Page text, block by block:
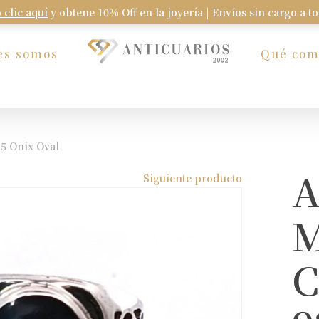
clic aquí y obtene 10% Off en la joyería | Envíos sin cargo a
somos Qué
Onix Oval
Siguiente producto